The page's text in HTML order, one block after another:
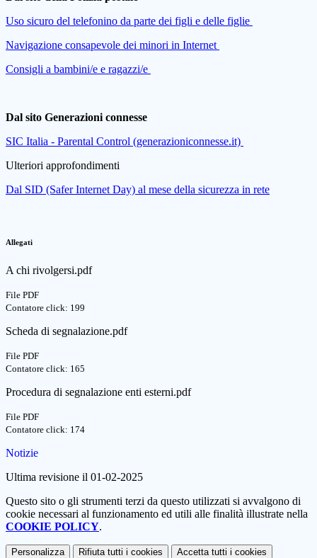
Uso sicuro del telefonino da parte dei figli e delle figlie
Navigazione consapevole dei minori in Internet
Consigli a bambini/e e ragazzi/e
Dal sito Generazioni connesse
SIC Italia - Parental Control (generazioniconnesse.it)
Ulteriori approfondimenti
Dal SID (Safer Internet Day) al mese della sicurezza in rete
Allegati
A chi rivolgersi.pdf
File PDF
Contatore click: 199
Scheda di segnalazione.pdf
File PDF
Contatore click: 165
Procedura di segnalazione enti esterni.pdf
File PDF
Contatore click: 174
Notizie
Ultima revisione il 01-02-2025
Questo sito o gli strumenti terzi da questo utilizzati si avvalgono di
cookie necessari al funzionamento ed utili alle finalità illustrate nella
COOKIE POLICY.
Personalizza Rifiuta tutti i cookies Accetta tutti i cookies